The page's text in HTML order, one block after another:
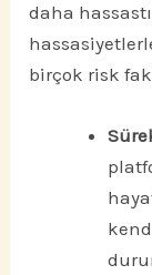
daha
birçok risk